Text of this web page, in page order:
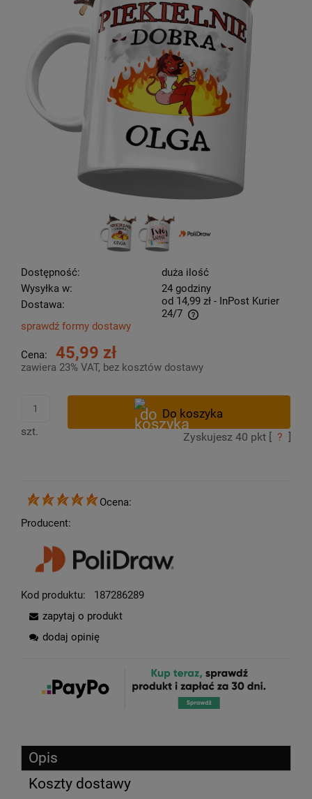
Dostępność:
duża ilość
Wysyłka w:
24 godziny
Dostawa:
od 14,99 zł - InPost Kurier
24/7
Cena nie zawiera ewentualnych kosztów płatności
sprawdź formy dostawy
Cena: 45,99 zł
zawiera 23% VAT, bez kosztów dostawy
szt. Zyskujesz 40 pkt [ ? ]
Ocena:
Producent:
Kod produktu:
187286289
zapytaj o produkt
dodaj opinię
Opis
Koszty dostawy